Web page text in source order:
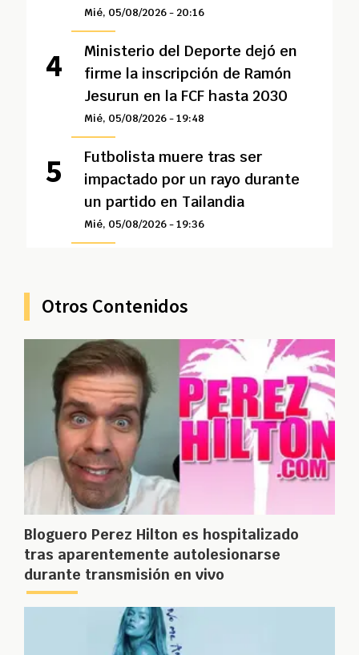
Mié, 05/08/2026 - 20:16
Ministerio del Deporte dejó en
firme la inscripción de Ramón
Jesurun en la FCF hasta 2030
Mié, 05/08/2026 - 19:48
Futbolista muere tras ser
impactado por un rayo durante
un partido en Tailandia
Mié, 05/08/2026 - 19:36
Otros Contenidos
Bloguero Perez Hilton es hospitalizado
tras aparentemente autolesionarse
durante transmisión en vivo